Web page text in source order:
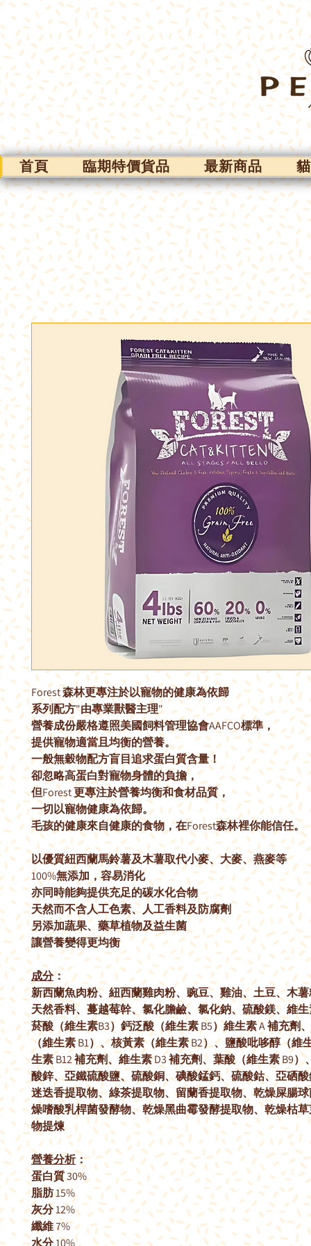
首頁 臨期特價貨品 最新商品
Forest 森林更專注於以寵物的健康為依歸
系列配方"由專業獸醫主理"
營養成份嚴格遵照美國飼料管理協會AAFCO標準，
提供寵物適當且均衡的營養。
一般無穀物配方盲目追求蛋白質含量！
卻忽略高蛋白對寵物身體的負擔，
但Forest 更專注於營養均衡和食材品質，
一切以寵物健康為依歸。
毛孩的健康來自健康的食物，在Forest森林裡你能信任。
以優質紐西蘭馬鈴薯及木薯取代小麥、大麥、燕麥等
100%無添加，容易消化
亦同時能夠提供充足的碳水化合物
天然而不含人工色素、人工香料及防腐劑
另添加蔬果、藥草植物及益生菌
讓營養變得更均衡
成分：
新西蘭魚肉粉、紐西蘭雞肉粉、豌豆、雞油、土豆、木
天然香料、蔓越莓幹、氯化膽鹼、氯化鈉、硫酸鎂、維
菸酸（維生素B3）鈣泛酸（維生素 B5）維生素 A 補充劑
（維生素 B1）、核黃素（維生素 B2）、鹽酸吡哆醇（維
生素 B12 補充劑、維生素 D3 補充劑、葉酸（維生素 B9）
酸鋅、亞鐵硫酸鹽、硫酸銅、碘酸錳鈣、硫酸鈷、亞硒
迷迭香提取物、綠茶提取物、留蘭香提取物、乾燥屎腸
燥嗜酸乳桿菌發酵物、乾燥黑曲霉發酵提取物、乾燥枯
物提煉
營養分析：
蛋白質 30%
脂肪 15%
灰分 12%
纖維 7%
水分 10%